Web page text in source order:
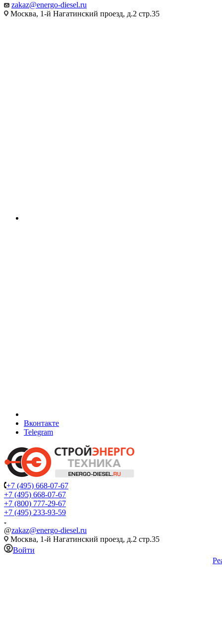
zakaz@energo-diesel.ru
Москва, 1-й Нагатинский проезд, д.2 стр.35
Вконтакте
Telegram
+7 (495) 668-07-67
+7 (495) 668-07-67
+7 (800) 777-29-67
+7 (495) 233-93-59
@zakaz@energo-diesel.ru
Москва, 1-й Нагатинский проезд, д.2 стр.35
Войти